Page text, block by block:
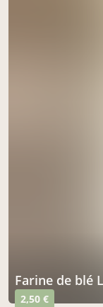
Farine de blé
2,50 €